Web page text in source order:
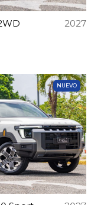
2027
NUEVO